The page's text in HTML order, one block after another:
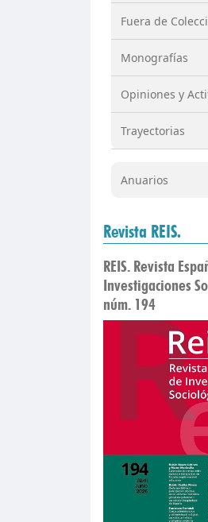
Fuera de
Monografías
Opiniones y
Trayectorias
Anuarios
Revista REIS.
REIS. Revista
Investigaciones
núm. 194